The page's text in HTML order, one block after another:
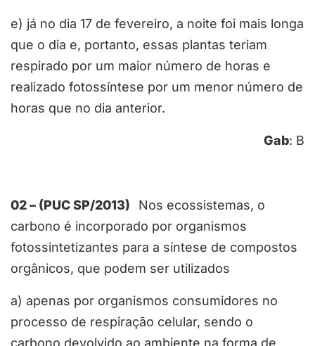
e) já no dia 17 de fevereiro, a noite foi mais longa
que o dia e, portanto, essas plantas teriam
respirado por um maior número de horas e
realizado fotossíntese por um menor número de
horas que no dia anterior.
Gab: B
02 – (PUC SP/2013) Nos ecossistemas, o
carbono é incorporado por organismos
fotossintetizantes para a síntese de compostos
orgânicos, que podem ser utilizados
a) apenas por organismos consumidores no
processo de respiração celular, sendo o
carbono devolvido ao ambiente na forma de